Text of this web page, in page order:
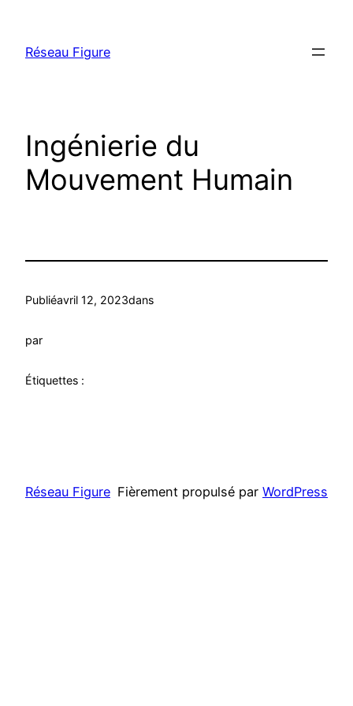
contenu
Réseau Figure
Ingénierie du
Mouvement Humain
Publiéavril 12, 2023dans
par
Étiquettes :
Réseau Figure Fièrement propulsé par WordPress